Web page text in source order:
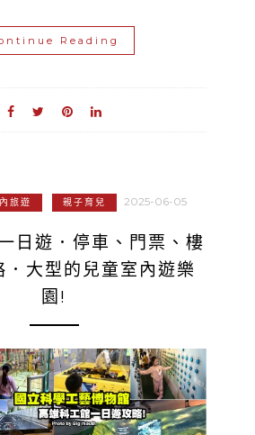
Reading
旅遊 親子育兒 2025-06-05
日遊．停車、門票、樓
．大型的兒童室內遊樂
園!